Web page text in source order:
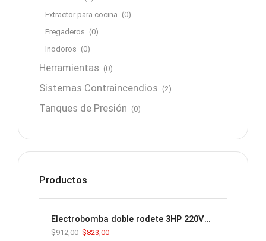
Extractor para cocina (0)
Fregaderos (0)
Inodoros (0)
Herramientas (0)
Sistemas Contraincendios (2)
Tanques de Presión (0)
Productos
Electrobomba doble rodete 3HP 220V/440V 1 1/4" X 1" ( 160l/m - 32 mca)
$912,00 $823,00